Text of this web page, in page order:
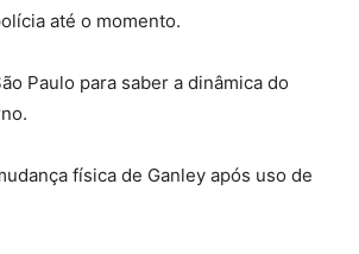
até o momento.
Paulo para saber a dinâmica do
física de Ganley após uso de